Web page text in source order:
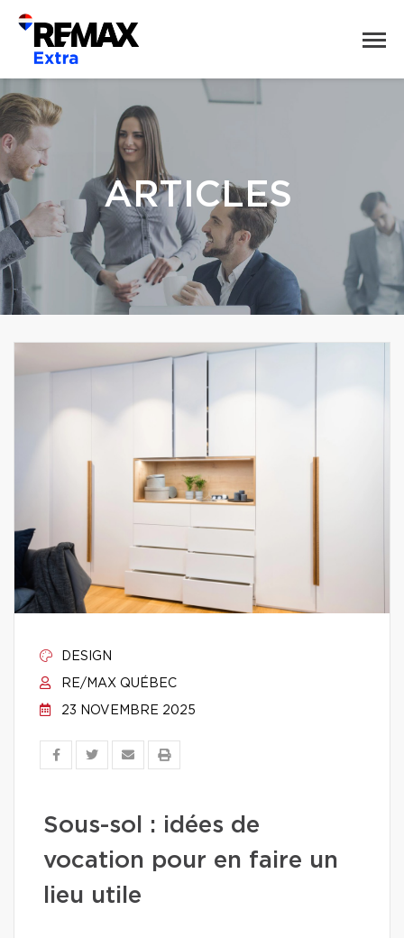
ARTICLES
DESIGN
RE/MAX QUÉBEC
23 NOVEMBRE 2025
Sous-sol : idées de
vocation pour en faire un
lieu utile